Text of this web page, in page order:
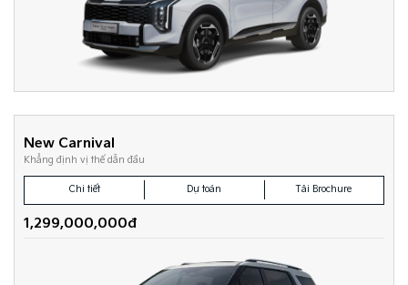
New Carnival
Khẳng định vị thế dẫn đầu
Chi tiết Dự toán Tải Brochure
1,299,000,000đ